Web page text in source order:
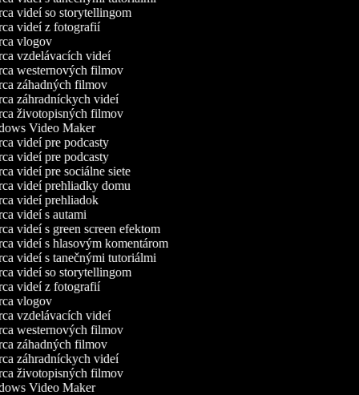
videí so storytellingom
videí z fotografií
vlogov
vzdelávacích videí
westernových filmov
záhadných filmov
záhradníckych videí
životopisných filmov
Video Maker
videí pre podcasty
videí pre podcasty
videí pre sociálne siete
videí prehliadky domu
videí prehliadok
videí s autami
videí s green screen efektom
videí s hlasovým komentárom
videí s tanečnými tutoriálmi
videí so storytellingom
videí z fotografií
vlogov
vzdelávacích videí
westernových filmov
záhadných filmov
záhradníckych videí
životopisných filmov
Video Maker